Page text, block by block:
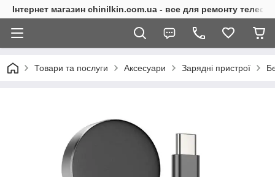
Інтернет магазин chinilkin.com.ua - все для ремонту
Товари та послуги Аксесуари Зарядні пристрої